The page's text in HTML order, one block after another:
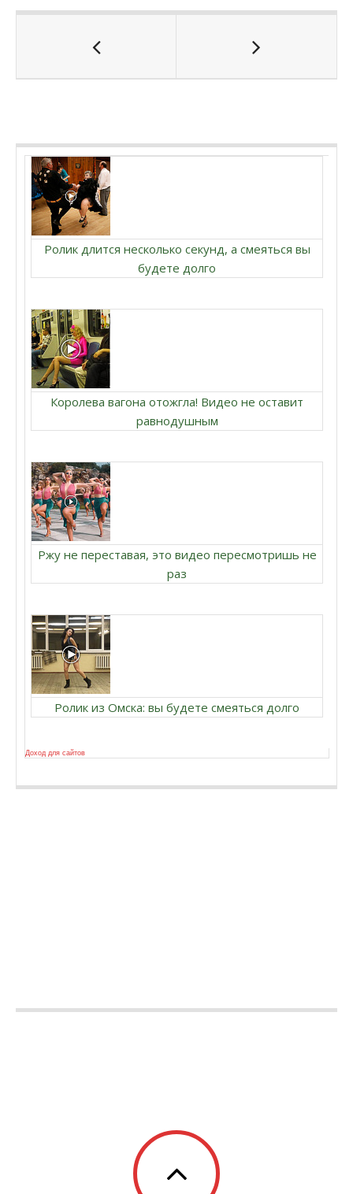
Ролик длится несколько секунд, а смеяться вы
будете долго
Королева вагона отожгла! Видео не оставит
равнодушным
Ржу не переставая, это видео пересмотришь не
раз
Ролик из Омска: вы будете смеяться долго
Доход для сайтов